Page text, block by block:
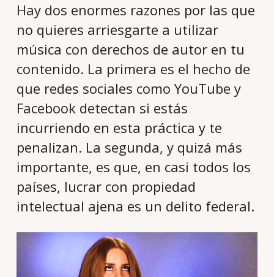
Hay dos enormes razones por las que
no quieres arriesgarte a utilizar
música con derechos de autor en tu
contenido. La primera es el hecho de
que redes sociales como YouTube y
Facebook detectan si estás
incurriendo en esta práctica y te
penalizan. La segunda, y quizá más
importante, es que, en casi todos los
países, lucrar con propiedad
intelectual ajena es un delito federal.